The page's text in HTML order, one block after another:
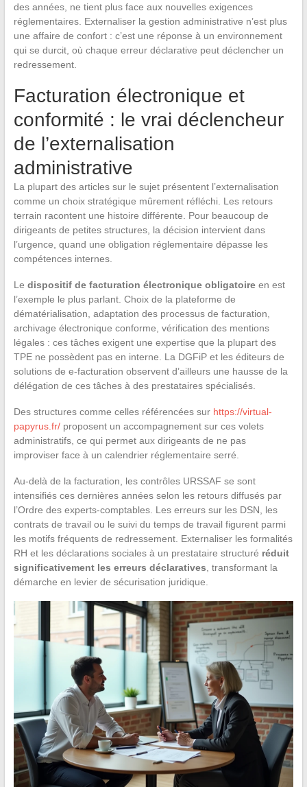
des années, ne tient plus face aux nouvelles exigences
réglementaires. Externaliser la gestion administrative n’est plus
une affaire de confort : c’est une réponse à un environnement
qui se durcit, où chaque erreur déclarative peut déclencher un
redressement.
Facturation électronique et
conformité : le vrai déclencheur
de l’externalisation
administrative
La plupart des articles sur le sujet présentent l’externalisation
comme un choix stratégique mûrement réfléchi. Les retours
terrain racontent une histoire différente. Pour beaucoup de
dirigeants de petites structures, la décision intervient dans
l’urgence, quand une obligation réglementaire dépasse les
compétences internes.
Le dispositif de facturation électronique obligatoireen est
l’exemple le plus parlant. Choix de la plateforme de
dématérialisation, adaptation des processus de facturation,
archivage électronique conforme, vérification des mentions
légales : ces tâches exigent une expertise que la plupart des
TPE ne possèdent pas en interne. La DGFiP et les éditeurs de
solutions de e-facturation observent d’ailleurs une hausse de la
délégation de ces tâches à des prestataires spécialisés.
Des structures comme celles référencées sur https://virtual-
papyrus.fr/proposent un accompagnement sur ces volets
administratifs, ce qui permet aux dirigeants de ne pas
improviser face à un calendrier réglementaire serré.
Au-delà de la facturation, les contrôles URSSAF se sont
intensifiés ces dernières années selon les retours diffusés par
l’Ordre des experts-comptables. Les erreurs sur les DSN, les
contrats de travail ou le suivi du temps de travail figurent parmi
les motifs fréquents de redressement. Externaliser les formalités
RH et les déclarations sociales à un prestataire structuré réduit
significativement les erreurs déclaratives , transformant la
démarche en levier de sécurisation juridique.